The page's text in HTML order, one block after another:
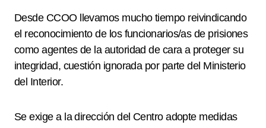
Desde CCOO llevamos mucho tiempo reivindicando
el reconocimiento de los funcionarios/as de prisiones
como agentes de la autoridad de cara a proteger su
integridad, cuestión ignorada por parte del Ministerio
del Interior.
Se exige a la dirección del Centro adopte medidas